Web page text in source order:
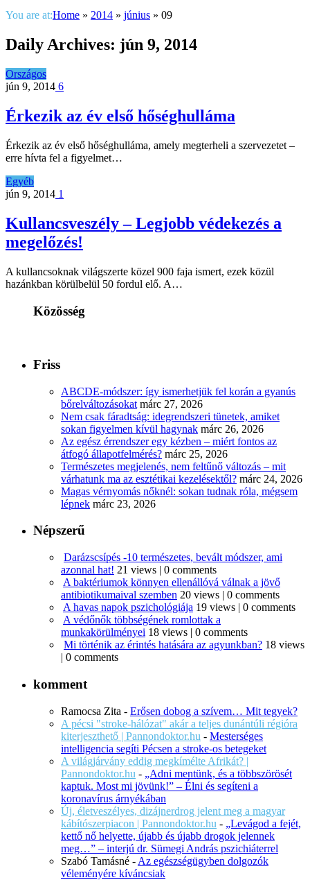
You are at:Home » 2014 » június » 09
Daily Archives: jún 9, 2014
Országos
jún 9, 2014 6
Érkezik az év első hőséghulláma
Érkezik az év első hőséghulláma, amely megterheli a szervezetet –
erre hívta fel a figyelmet…
Egyéb
jún 9, 2014 1
Kullancsveszély – Legjobb védekezés a
megelőzés!
A kullancsoknak világszerte közel 900 faja ismert, ezek közül
hazánkban körülbelül 50 fordul elő. A…
Közösség
Friss
ABCDE‑módszer: így ismerhetjük fel korán a gyanús
bőrelváltozásokat márc 27, 2026
Nem csak fáradtság: idegrendszeri tünetek, amiket
sokan figyelmen kívül hagynak márc 26, 2026
Az egész érrendszer egy kézben – miért fontos az
átfogó állapotfelmérés? márc 25, 2026
Természetes megjelenés, nem feltűnő változás – mit
várhatunk ma az esztétikai kezelésektől? márc 24, 2026
Magas vérnyomás nőknél: sokan tudnak róla, mégsem
lépnek márc 23, 2026
Népszerű
Darázscsípés -10 természetes, bevált módszer, ami
azonnal hat! 21 views | 0 comments
A baktériumok könnyen ellenállóvá válnak a jövő
antibiotikumaival szemben 20 views | 0 comments
A havas napok pszichológiája 19 views | 0 comments
A védőnők többségének romlottak a
munkakörülményei 18 views | 0 comments
Mi történik az érintés hatására az agyunkban? 18 views
| 0 comments
komment
Ramocsa Zita - Erősen dobog a szívem… Mit tegyek?
A pécsi "stroke-hálózat" akár a teljes dunántúli régióra
kiterjeszthető | Pannondoktor.hu - Mesterséges
intelligencia segíti Pécsen a stroke-os betegeket
A világjárvány eddig megkímélte Afrikát? |
Pannondoktor.hu - „Adni mentünk, és a többszörösét
kaptuk. Most mi jövünk!” – Élni és segíteni a
koronavírus árnyékában
Új, életveszélyes, dizájnerdrog jelent meg a magyar
kábítószerpiacon | Pannondoktor.hu - „Levágod a fejét,
kettő nő helyette, újabb és újabb drogok jelennek
meg…” – interjú dr. Sümegi András pszichiáterrel
Szabó Tamásné - Az egészségügyben dolgozók
véleményére kíváncsiak